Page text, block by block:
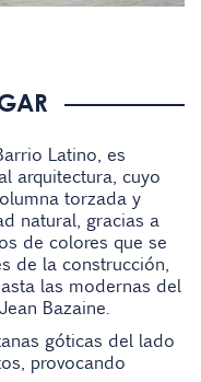
Latino, es
arquitectura, cuyo
torzada y
natural, gracias a
de colores que se
de la construcción,
las modernas del
Bazaine.
góticas del lado
provocando